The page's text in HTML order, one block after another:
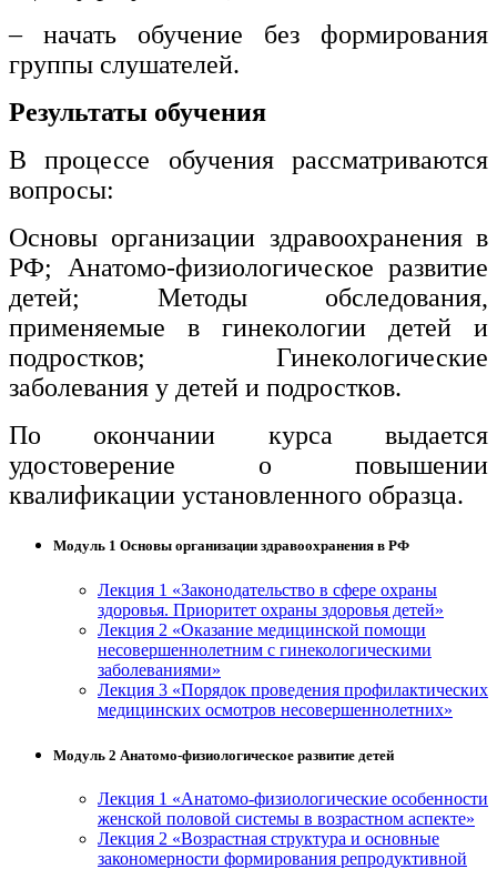
– начать обучение без формирования
группы слушателей.
Результаты обучения
В процессе обучения рассматриваются
вопросы:
Основы организации здравоохранения в
РФ; Анатомо-физиологическое развитие
детей; Методы обследования,
применяемые в гинекологии детей и
подростков; Гинекологические
заболевания у детей и подростков.
По окончании курса выдается
удостоверение о повышении
квалификации установленного образца.
Модуль 1 Основы организации здравоохранения в РФ
Лекция 1 «Законодательство в сфере охраны
здоровья. Приоритет охраны здоровья детей»
Лекция 2 «Оказание медицинской помощи
несовершеннолетним с гинекологическими
заболеваниями»
Лекция 3 «Порядок проведения профилактических
медицинских осмотров несовершеннолетних»
Модуль 2 Анатомо-физиологическое развитие детей
Лекция 1 «Анатомо-физиологические особенности
женской половой системы в возрастном аспекте»
Лекция 2 «Возрастная структура и основные
закономерности формирования репродуктивной